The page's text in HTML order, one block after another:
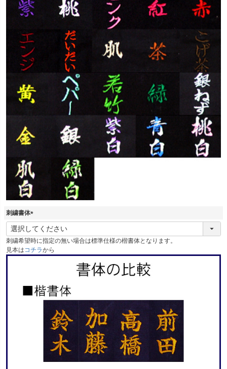
刺繍書体
(
必
須
)
刺繍希望時に指定の無い場合は標準仕様の楷書体となります。
見本は コチラから